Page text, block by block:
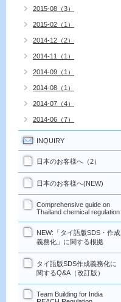
2015-08（3）
2015-02（1）
2014-12（2）
2014-11（1）
2014-09（1）
2014-08（1）
2014-07（4）
2014-06（7）
INQUIRY
日本のお客様へ（2）
日本のお客様へ(NEW)
Comprehensive guide on
Thailand chemical regulation
NEW:「タイ語版SDS・作成
義務化」に関する根拠
タイ語版SDS作成義務化に
関するQ&A（改訂版）
Team Building for India